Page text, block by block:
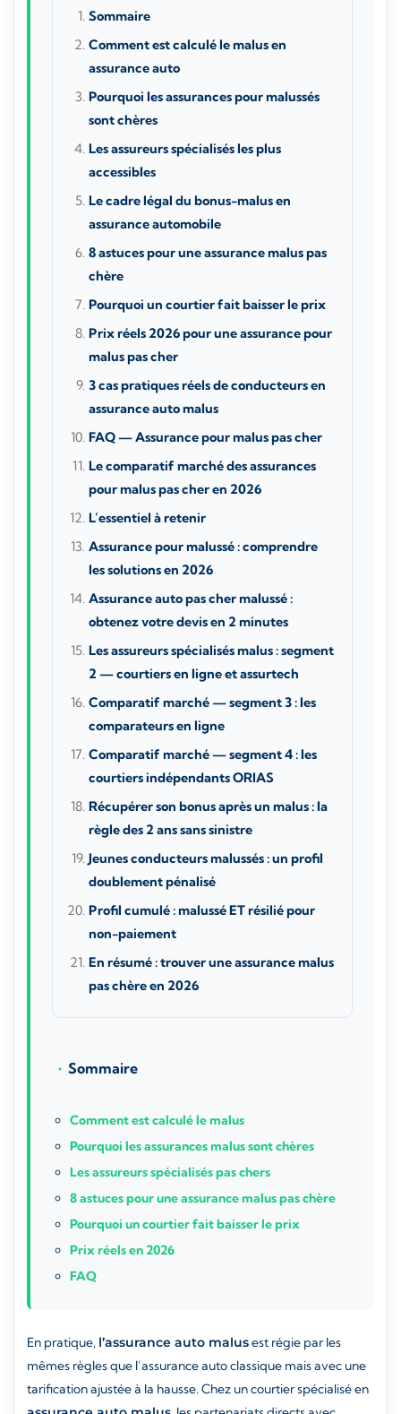
Sommaire
Comment est calculé le malus en
assurance auto
Pourquoi les assurances pour malussés
sont chères
Les assureurs spécialisés les plus
accessibles
Le cadre légal du bonus-malus en
assurance automobile
8 astuces pour une assurance malus pas
chère
Pourquoi un courtier fait baisser le prix
Prix réels 2026 pour une assurance pour
malus pas cher
3 cas pratiques réels de conducteurs en
assurance auto malus
FAQ — Assurance pour malus pas cher
Le comparatif marché des assurances
pour malus pas cher en 2026
L’essentiel à retenir
Assurance pour malussé : comprendre
les solutions en 2026
Assurance auto pas cher malussé :
obtenez votre devis en 2 minutes
Les assureurs spécialisés malus : segment
2 — courtiers en ligne et assurtech
Comparatif marché — segment 3 : les
comparateurs en ligne
Comparatif marché — segment 4 : les
courtiers indépendants ORIAS
Récupérer son bonus après un malus : la
règle des 2 ans sans sinistre
Jeunes conducteurs malussés : un profil
doublement pénalisé
Profil cumulé : malussé ET résilié pour
non-paiement
En résumé : trouver une assurance malus
pas chère en 2026
Sommaire
Comment est calculé le malus
Pourquoi les assurances malus sont chères
Les assureurs spécialisés pas chers
8 astuces pour une assurance malus pas chère
Pourquoi un courtier fait baisser le prix
Prix réels en 2026
FAQ
En pratique, l’assurance auto malusest régie par les
mêmes règles que l’assurance auto classique mais avec une
tarification ajustée à la hausse. Chez un courtier spécialisé en